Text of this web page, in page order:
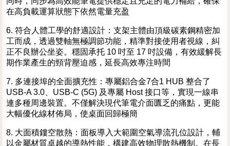
在高負載運算狀態下依然電量充盈
6. 符合人體工學的舒適設計：支架主體由頂級碳素鋼精密加
工而成，透過雙軸無極調節功能，精準對接使用者視線，糾
正不良辦公坐姿。穩固承托 10 吋至 17 吋設備，有效緩解長
期作業產生的頸背壓迫感，延長高效專注時間
7. 多連接埠的全面擴充性：專屬鋁合金7合1 HUB 整合了
USB-A 3.0、USB-C (5G) 及專屬 Host 接口等，實現一線串
連多種周邊裝置。不僅解決現代筆電介面匱乏的痛點，更能
大幅優化線材佈局，使桌面回歸極簡
8. 大面積鏤空散熱：面板導入大範圍空氣導流孔位設計，輔
以金屬材質卓越的導熱性能，構建高效物理散熱機制。在長